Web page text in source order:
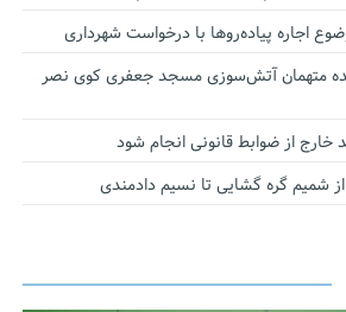
اجاره پیاده‌روها با درخواست شهرداری
متهمان آتش‌سوزی مسجد جعفری کوی نصر
خارج از ضوابط قانونی انجام شود
شمیم گره گشایی تا نسیم دادمندی